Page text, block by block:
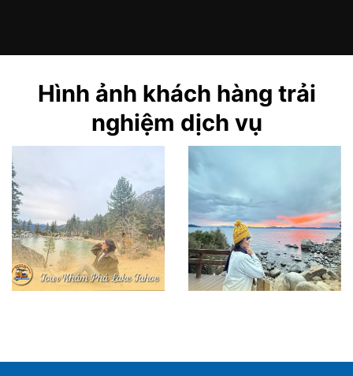
Hình ảnh khách hàng trải
nghiệm dịch vụ